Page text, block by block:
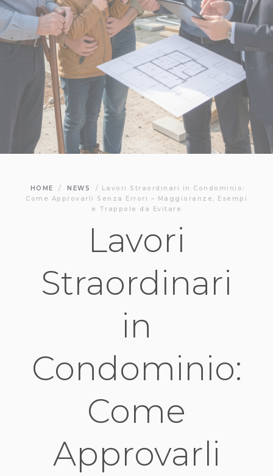
HOME / NEWS / Lavori Straordinari in Condominio:
Come Approvarli Senza Errori – Maggioranze, Esempi
e Trappole da Evitare
Lavori
Straordinari
in
Condominio:
Come
Approvarli